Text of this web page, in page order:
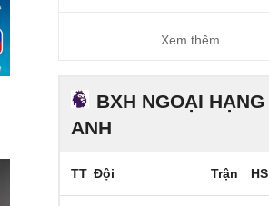
Xem thêm
BXH NGOẠI HẠNG
ANH
TT Đội Trận HS